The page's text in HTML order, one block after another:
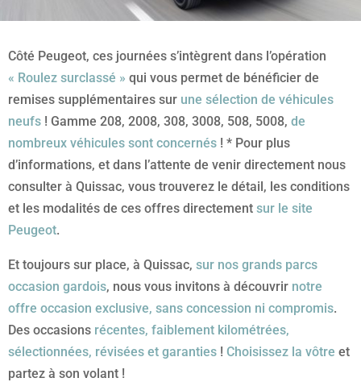
Côté Peugeot, ces journées s’intègrent dans l’opération
« Roulez surclassé » qui vous permet de bénéficier de
remises supplémentaires sur une sélection de véhicules
neufs ! Gamme 208, 2008, 308, 3008, 508, 5008, de
nombreux véhicules sont concernés ! * Pour plus
d’informations, et dans l’attente de venir directement nous
consulter à Quissac, vous trouverez le détail, les conditions
et les modalités de ces offres directement sur le site
Peugeot.
Et toujours sur place, à Quissac, sur nos grands parcs
occasion gardois, nous vous invitons à découvrir notre
offre occasion exclusive, sans concession ni compromis.
Des occasions récentes, faiblement kilométrées,
sélectionnées, révisées et garanties ! Choisissez la vôtre et
partez à son volant !